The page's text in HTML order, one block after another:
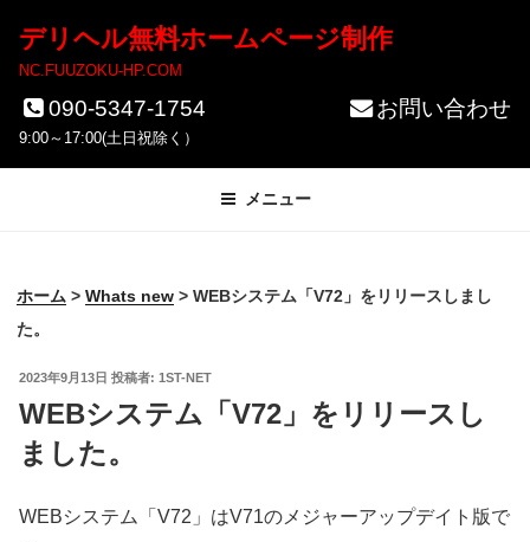
ツ
デリヘル無料ホームページ制作
NC.FUUZOKU-HP.COM
090-5347-1754
9:00～17:00(土日祝除く）
お問い合わせ
メニュー
ホーム > Whats new > WEBシステム「V72」をリリースしまし
た。
投
稿
2023年9月13日 投稿者: 1ST-NET
WEBシステム「V72」をリリースし
ました。
WEBシステム「V72」はV71のメジャーアップデイト版で